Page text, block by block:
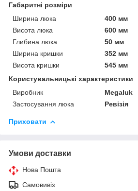
Габаритні розміри
Ширина люка
400 мм
Висота люка
600 мм
Глибина люка
50 мм
Ширина кришки
352 мм
Висота кришки
545 мм
Користувальницькі характеристики
Виробник
Megaluk
Застосування люка
Ревізія
Приховати
Умови доставки
Нова Пошта
Самовивіз